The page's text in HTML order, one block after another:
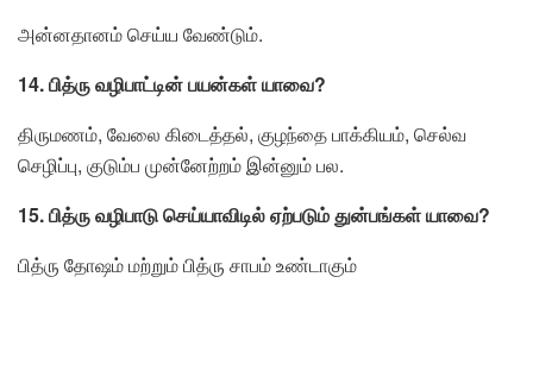
அன்னதானம் செய்ய வேண்டும்.
14. பித்ரு வழிபாட்டின் பயன்கள் யாவை?
திருமணம், வேலை கிடைத்தல், குழந்தை பாக்கியம், செல்வ
செழிப்பு, குடும்ப முன்னேற்றம் இன்னும் பல.
15. பித்ரு வழிபாடு செய்யாவிடில் ஏற்படும் துன்பங்கள் யாவை?
பித்ரு தோஷம் மற்றும் பித்ரு சாபம் உண்டாகும்